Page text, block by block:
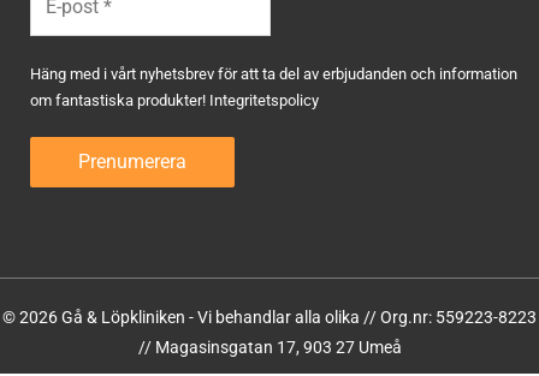
Häng med i vårt nyhetsbrev för att ta del av erbjudanden och information
om fantastiska produkter! Integritetspolicy
© 2026 Gå & Löpkliniken - Vi behandlar alla olika // Org.nr: 559223-8223
// Magasinsgatan 17, 903 27 Umeå